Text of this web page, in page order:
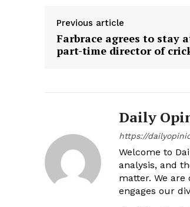
Previous article
Farbrace agrees to stay
part-time director of
Daily
https://
Welcome to
analysis, and
matter. We
engages our